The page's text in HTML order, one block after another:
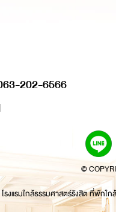
202-6566
©
โรงแรมใกล้ธรรมศาสตร์รังสิต ที่พักใ